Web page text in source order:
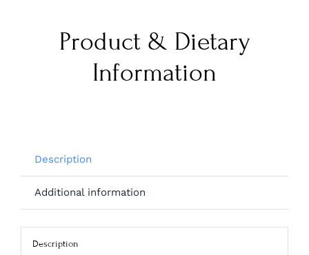
Product & Dietary
Information
Description
Additional information
Description